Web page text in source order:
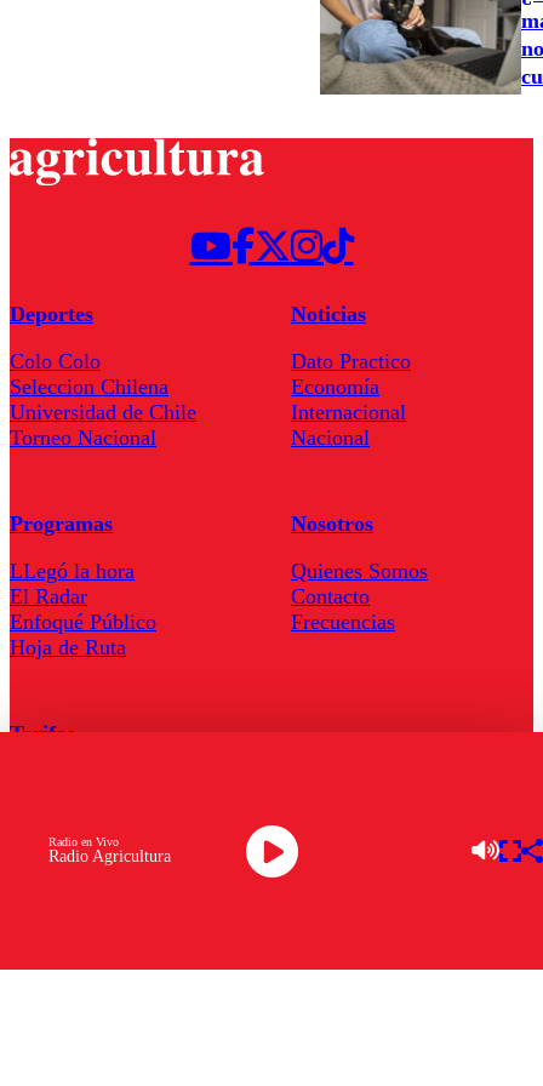
Radio Agricultura
Radio en Vivo
Deportes
Colo Colo
Seleccion Chilena
Universidad de Chile
Torneo Nacional
Noticias
Dato Practico
Economía
Internacional
Nacional
Programas
LLegó la hora
El Radar
Enfoqué Público
Hoja de Ruta
Nosotros
Quienes Somos
Contacto
Frecuencias
Tarifas
Descarga la APP